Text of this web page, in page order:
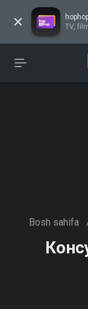
TV,
Bosh sahifa